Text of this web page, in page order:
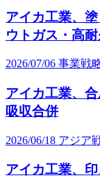
アイカ工業、
ウトガス・高耐
2026/07/06 事業戦
アイカ工業、
吸収合併
2026/06/18 アジア
アイカ工業、